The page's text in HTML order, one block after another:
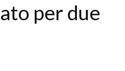
per due